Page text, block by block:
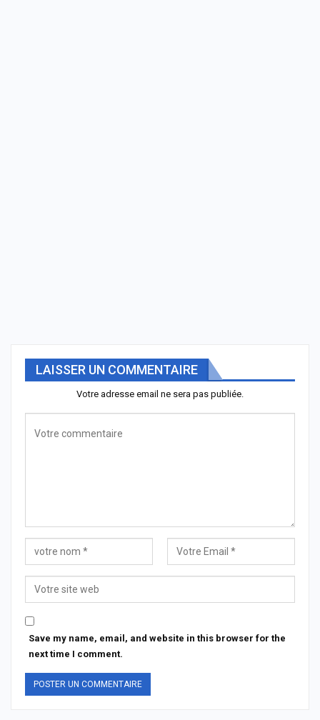
LAISSER UN COMMENTAIRE
Votre adresse email ne sera pas publiée.
Save my name, email, and website in this browser for the
next time I comment.